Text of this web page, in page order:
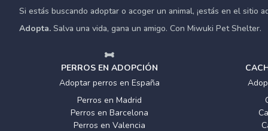
Si estás buscando adoptar o acoger un animal, ¡estás en el sitio
Adopta. Salva una vida, gana un amigo. Con Miwuki Pet Shelter.
PERROS EN ADOPCIÓN
Adoptar perros en España
Perros en Madrid
Perros en Barcelona
Perros en Valencia